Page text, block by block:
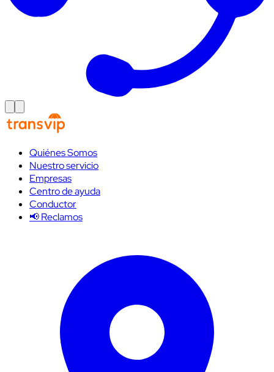
Quiénes Somos
Nuestro servicio
Empresas
Centro de ayuda
Conductor
📢 Reclamos